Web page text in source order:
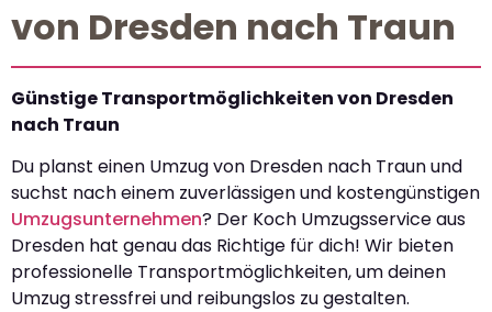
von Dresden nach Traun
Günstige Transportmöglichkeiten von Dresden
nach Traun
Du planst einen Umzug von Dresden nach Traun und
suchst nach einem zuverlässigen und kostengünstigen
Umzugsunternehmen? Der Koch Umzugsservice aus
Dresden hat genau das Richtige für dich! Wir bieten
professionelle Transportmöglichkeiten, um deinen
Umzug stressfrei und reibungslos zu gestalten.